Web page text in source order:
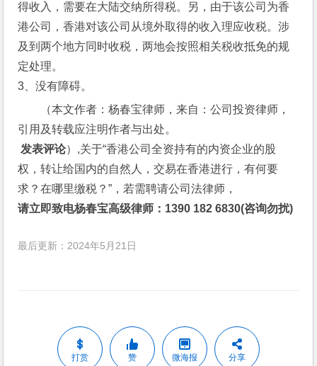
得收入，需要在大陆交纳所得税。另，由于该公司为香
港公司，香港对该公司从境外取得的收入理应收税。涉
及到两个地方同时收税，两地会按照相关税收抵免的规
定处理。
3、没有障碍。
（本文作者：杨春宝律师，来自：公司投资律师，
引用及转载应注明作者与出处。
发表评论）,关于“香港公司全资持有的内资企业的股
权，转让给国内的自然人，交易在香港进行，有何要
求？在哪里缴税？”，若需聘请公司法律师，
请立即致电杨春宝高级律师：1390 182 6830(咨询勿扰)
最后更新：2024年5月21日
打赏 赞 微海报 分享